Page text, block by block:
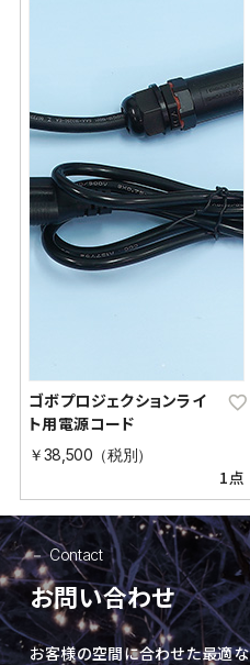
ゴボプロジェクションライ
ト用電源コード
￥38,500（税別）
1点
Contact
お問い合わせ
お客様の空間に合わせた最適